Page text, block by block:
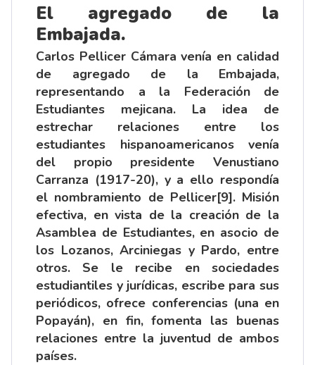
El agregado de la
Embajada.
Carlos Pellicer Cámara venía en calidad
de agregado de la Embajada,
representando a la Federación de
Estudiantes mejicana. La idea de
estrechar relaciones entre los
estudiantes hispanoamericanos venía
del propio presidente Venustiano
Carranza (1917-20), y a ello respondía
el nombramiento de Pellicer[9]. Misión
efectiva, en vista de la creación de la
Asamblea de Estudiantes, en asocio de
los Lozanos, Arciniegas y Pardo, entre
otros. Se le recibe en sociedades
estudiantiles y jurídicas, escribe para sus
periódicos, ofrece conferencias (una en
Popayán), en fin, fomenta las buenas
relaciones entre la juventud de ambos
países.